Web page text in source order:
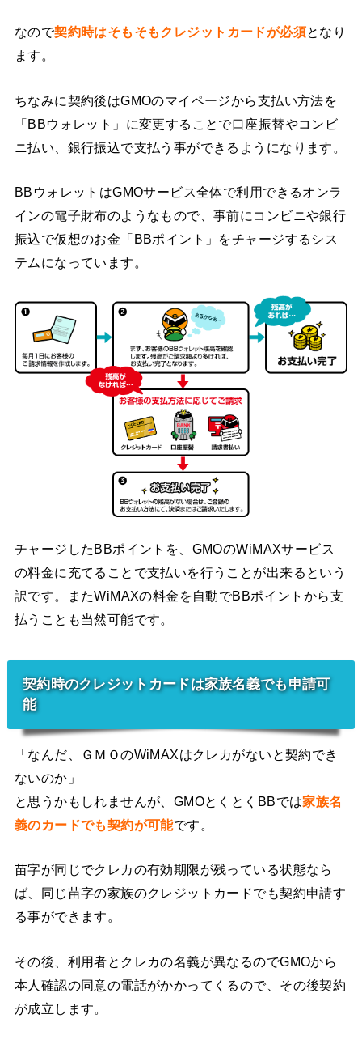
なので契約時はそもそもクレジットカードが必須となり
ます。
ちなみに契約後はGMOのマイページから支払い方法を
「BBウォレット」に変更することで口座振替やコンビ
ニ払い、銀行振込で支払う事ができるようになります。
BBウォレットはGMOサービス全体で利用できるオンラ
インの電子財布のようなもので、事前にコンビニや銀行
振込で仮想のお金「BBポイント」をチャージするシス
テムになっています。
チャージしたBBポイントを、GMOのWiMAXサービス
の料金に充てることで支払いを行うことが出来るという
訳です。またWiMAXの料金を自動でBBポイントから支
払うことも当然可能です。
契約時のクレジットカードは家族名義でも申請可
能
「なんだ、ＧＭＯのWiMAXはクレカがないと契約でき
ないのか」
と思うかもしれませんが、GMOとくとくBBでは家族名
義のカードでも契約が可能です。
苗字が同じでクレカの有効期限が残っている状態なら
ば、同じ苗字の家族のクレジットカードでも契約申請す
る事ができます。
その後、利用者とクレカの名義が異なるのでGMOから
本人確認の同意の電話がかかってくるので、その後契約
が成立します。